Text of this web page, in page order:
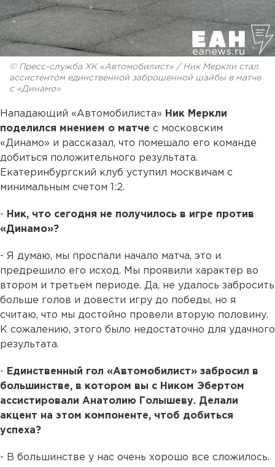
© Пресс-служба ХК «Автомобилист» / Ник Меркли стал
ассистентом единственной заброшенной шайбы в матче
с «Динамо»
Нападающий «Автомобилиста» Ник Меркли
поделился мнением о матче с московским
«Динамо» и рассказал, что помешало его команде
добиться положительного результата.
Екатеринбургский клуб уступил москвичам с
минимальным счетом 1:2.
- Ник, что сегодня не получилось в игре против
«Динамо»?
- Я думаю, мы проспали начало матча, это и
предрешило его исход. Мы проявили характер во
втором и третьем периоде. Да, не удалось забросить
больше голов и довести игру до победы, но я
считаю, что мы достойно провели вторую половину.
К сожалению, этого было недостаточно для удачного
результата.
- Единственный гол «Автомобилист» забросил в
большинстве, в котором вы с Ником Эбертом
ассистировали Анатолию Голышеву. Делали
акцент на этом компоненте, чтоб добиться
успеха?
- В большинстве у нас очень хорошо все сложилось.